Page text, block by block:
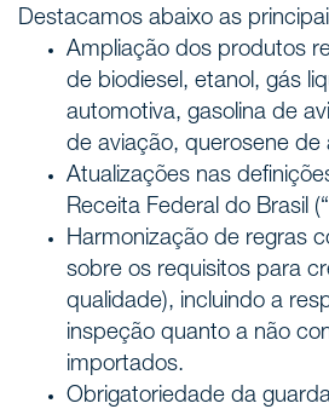
Destacamos abaixo as
Ampliação dos produtos
de biodiesel, etanol, gás
automotiva, gasolina de
de aviação, querosene de
Atualizações nas
Receita Federal do Brasil
Harmonização de regras
sobre os requisitos para
qualidade), incluindo a
inspeção quanto a não
importados.
Obrigatoriedade da